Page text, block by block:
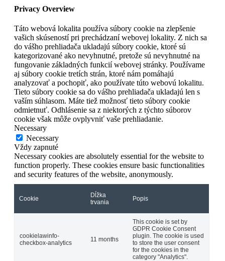
Privacy Overview
Táto webová lokalita používa súbory cookie na zlepšenie
vašich skúseností pri prechádzaní webovej lokality. Z nich sa
do vášho prehliadača ukladajú súbory cookie, ktoré sú
kategorizované ako nevyhnutné, pretože sú nevyhnutné na
fungovanie základných funkcií webovej stránky. Používame
aj súbory cookie tretích strán, ktoré nám pomáhajú
analyzovať a pochopiť, ako používate túto webovú lokalitu.
Tieto súbory cookie sa do vášho prehliadača ukladajú len s
vaším súhlasom. Máte tiež možnosť tieto súbory cookie
odmietnuť. Odhlásenie sa z niektorých z týchto súborov
cookie však môže ovplyvniť vaše prehliadanie.
Necessary
Necessary
Vždy zapnuté
Necessary cookies are absolutely essential for the website to
function properly. These cookies ensure basic functionalities
and security features of the website, anonymously.
Cookie
Dĺžka
trvania
Popis
cookielawinfo-
checkbox-analytics
11 months
This cookie is set by
GDPR Cookie Consent
plugin. The cookie is used
to store the user consent
for the cookies in the
category "Analytics".